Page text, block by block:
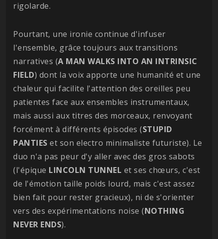
rigolarde.
Pourtant, une ironie continue d'infuser
l'ensemble, grâce toujours aux transitions
narratives (A MAN WALKS INTO AN INTRINSIC
FIELD) dont la voix apporte une humanité et une
chaleur qui facilite l'attention des oreilles peu
patientes face aux ensembles instrumentaux,
mais aussi aux titres des morceaux, renvoyant
forcément à différents épisodes (STUPID
PANTIES et son electro minimaliste futuriste). Le
duo n'a pas peur d'y aller avec des gros sabots
(l'épique LINCOLN TUNNEL et ses chœurs, c'est
de l'émotion taille poids lourd, mais c'est assez
bien fait pour rester gracieux), ni de s'orienter
vers des expérimentations noise (NOTHING
NEVER ENDS).